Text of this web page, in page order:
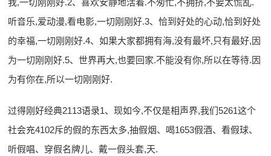
听音乐,爱动漫,看电影,一切刚刚好.3、恰到好处的心动,恰到好处
的幸福,一切刚刚好.4、如果大家都拥有海,没有最坏,只有最好,因
为一切刚刚好.5、世界再大,也要回家.不能没有你,所以在等待.因
为有你在,所以一切刚刚好.
过得刚好经典2113语录1、现如今,不仅是相声界,我们5261这个
社会充4102斥的假的东西太多,抽假烟、喝1653假酒、看假球、
听假唱、穿假名牌儿、戴一假头套,天.